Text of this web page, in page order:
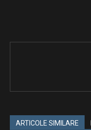
ARTICOLE SIMILARE